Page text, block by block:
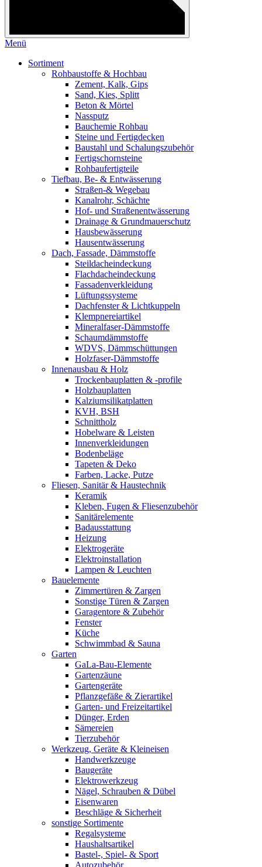
Menü
Sortiment
Rohbaustoffe & Hochbau
Zement, Kalk, Gips
Sand, Kies, Splitt
Beton & Mörtel
Nassputz
Bauchemie Rohbau
Steine und Fertigdecken
Baustahl und Schalungszubehör
Fertigschornsteine
Rohbaufertigteile
Tiefbau, Be- & Entwässerung
Straßen-& Wegebau
Kanalrohr, Schächte
Hof- und Straßenentwässerung
Drainage & Grundmauerschutz
Hausbewässerung
Hausentwässerung
Dach, Fassade, Dämmstoffe
Steildacheindeckung
Flachdacheindeckung
Fassadenverkleidung
Lüftungssysteme
Dachfenster & Lichtkuppeln
Klempnereiartikel
Mineralfaser-Dämmstoffe
Schaumdämmstoffe
WDVS, Dämmschüttungen
Holzfaser-Dämmstoffe
Innenausbau & Holz
Trockenbauplatten & -profile
Holzbauplatten
Kalziumsilikatplatten
KVH, BSH
Schnittholz
Hobelware & Leisten
Innenverkleidungen
Bodenbeläge
Tapeten & Deko
Farben, Lacke, Putze
Fliesen, Sanitär & Haustechnik
Keramik
Kleben, Fugen & Fliesenzubehör
Sanitärelemente
Badausstattung
Heizung
Elektrogeräte
Elektroinstallation
Lampen & Leuchten
Bauelemente
Zimmertüren & Zargen
Sonstige Türen & Zargen
Garagentore & Zubehör
Fenster
Küche
Schwimmbad & Sauna
Garten
GaLa-Bau-Elemente
Gartenzäune
Gartengeräte
Pflanzgefäße & Zierartikel
Garten- und Freizeitartikel
Dünger, Erden
Sämereien
Tierzubehör
Werkzeug, Geräte & Kleineisen
Handwerkzeuge
Baugeräte
Elektrowerkzeug
Nägel, Schrauben & Dübel
Eisenwaren
Beschläge & Sicherheit
sonstige Sortimente
Regalsysteme
Haushaltsartikel
Bastel-, Spiel- & Sport
Autozubehör